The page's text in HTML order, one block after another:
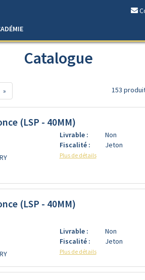
Catalogue
» 153
(LSP - 40MM)
Livrable :
Non
Fiscalité :
Jeton
Plus de détails
(LSP - 40MM)
Livrable :
Non
Fiscalité :
Jeton
Plus de détails